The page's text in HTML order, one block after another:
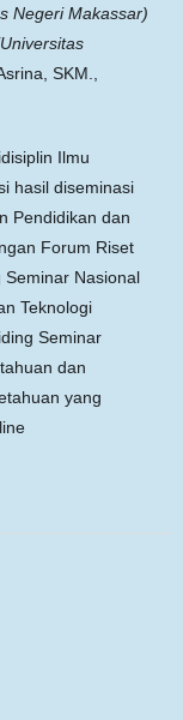
Negeri Makassar)
SKM.,
Ilmu
hasil diseminasi
Pendidikan dan
Forum Riset
Seminar Nasional
Teknologi
Seminar
dan
yang